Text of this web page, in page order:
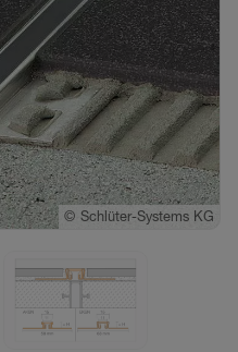
© Schlüter-Systems KG
© Schlüter-Systems KG